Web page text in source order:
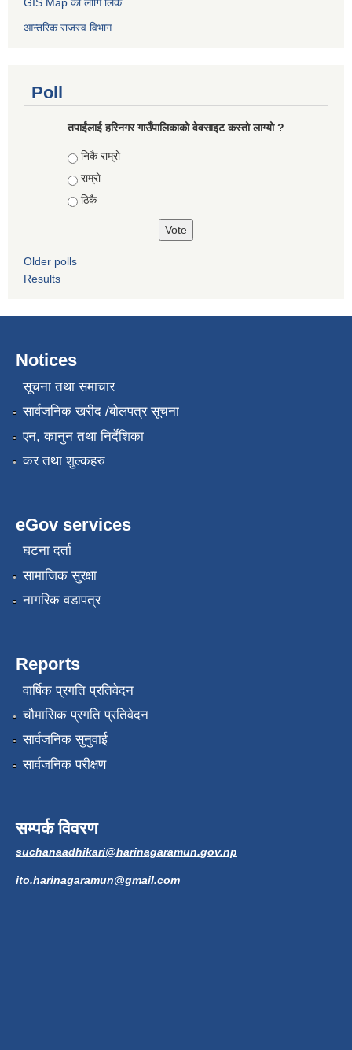
GIS Map को लागि लिंक
आन्तरिक राजस्व विभाग
Poll
तपाईंलाई हरिनगर गाउँपालिकाको वेवसाइट कस्तो लाग्यो ?
Choices
निकै राम्राे
राम्राे
ठिकै
Older polls
Results
Notices
सूचना तथा समाचार
सार्वजनिक खरीद /बोलपत्र सूचना
एन, कानुन तथा निर्देशिका
कर तथा शुल्कहरु
eGov services
घटना दर्ता
सामाजिक सुरक्षा
नागरिक वडापत्र
Reports
वार्षिक प्रगति प्रतिवेदन
चौमासिक प्रगति प्रतिवेदन
सार्वजनिक सुनुवाई
सार्वजनिक परीक्षण
सम्पर्क विवरण
suchanaadhikari@harinagaramun.gov.np
ito.harinagaramun@gmail.com